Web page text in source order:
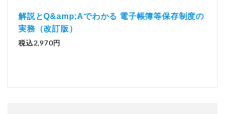
解説とQ&amp;Aでわかる 電子帳簿等保存制度の
実務（改訂版）
税込2,970円